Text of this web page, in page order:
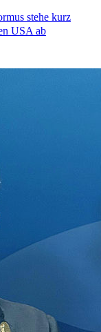
stehe kurz
USA ab